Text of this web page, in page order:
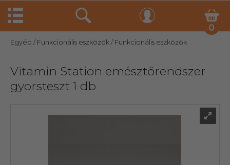
0
Egyéb / Funkcionális eszközök/ Funkcionális eszközök
Vitamin Station emésztőrendszer
gyorsteszt 1 db